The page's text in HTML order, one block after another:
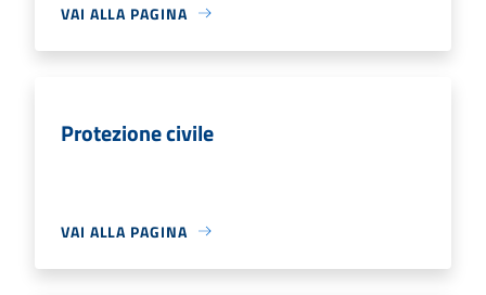
VAI ALLA PAGINA
Protezione civile
VAI ALLA PAGINA